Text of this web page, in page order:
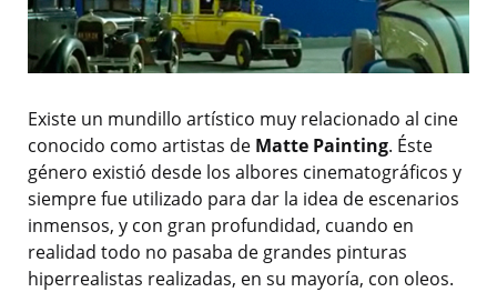
Existe un mundillo artístico muy relacionado al cine
conocido como artistas de Matte Painting. Éste
género existió desde los albores cinematográficos y
siempre fue utilizado para dar la idea de escenarios
inmensos, y con gran profundidad, cuando en
realidad todo no pasaba de grandes pinturas
hiperrealistas realizadas, en su mayoría, con oleos.